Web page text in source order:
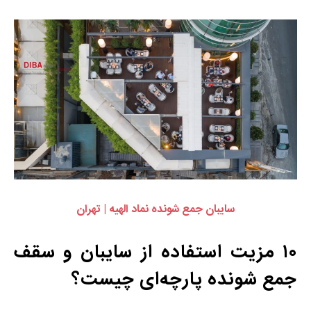
سایبان جمع شونده نماد الهیه | تهران
۱۰ مزیت استفاده از سایبان و سقف
جمع شونده پارچه‌ای چیست؟